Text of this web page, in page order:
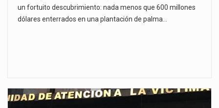
un fortuito descubrimiento: nada menos que 600 millones
dólares enterrados en una plantación de palma…